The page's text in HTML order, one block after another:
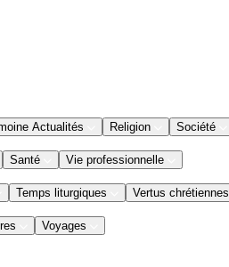
Actualités Religion Société
Santé Vie professionnelle
Temps liturgiques Vertus chrétiennes
Voyages